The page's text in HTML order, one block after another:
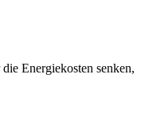
Energiekosten senken,